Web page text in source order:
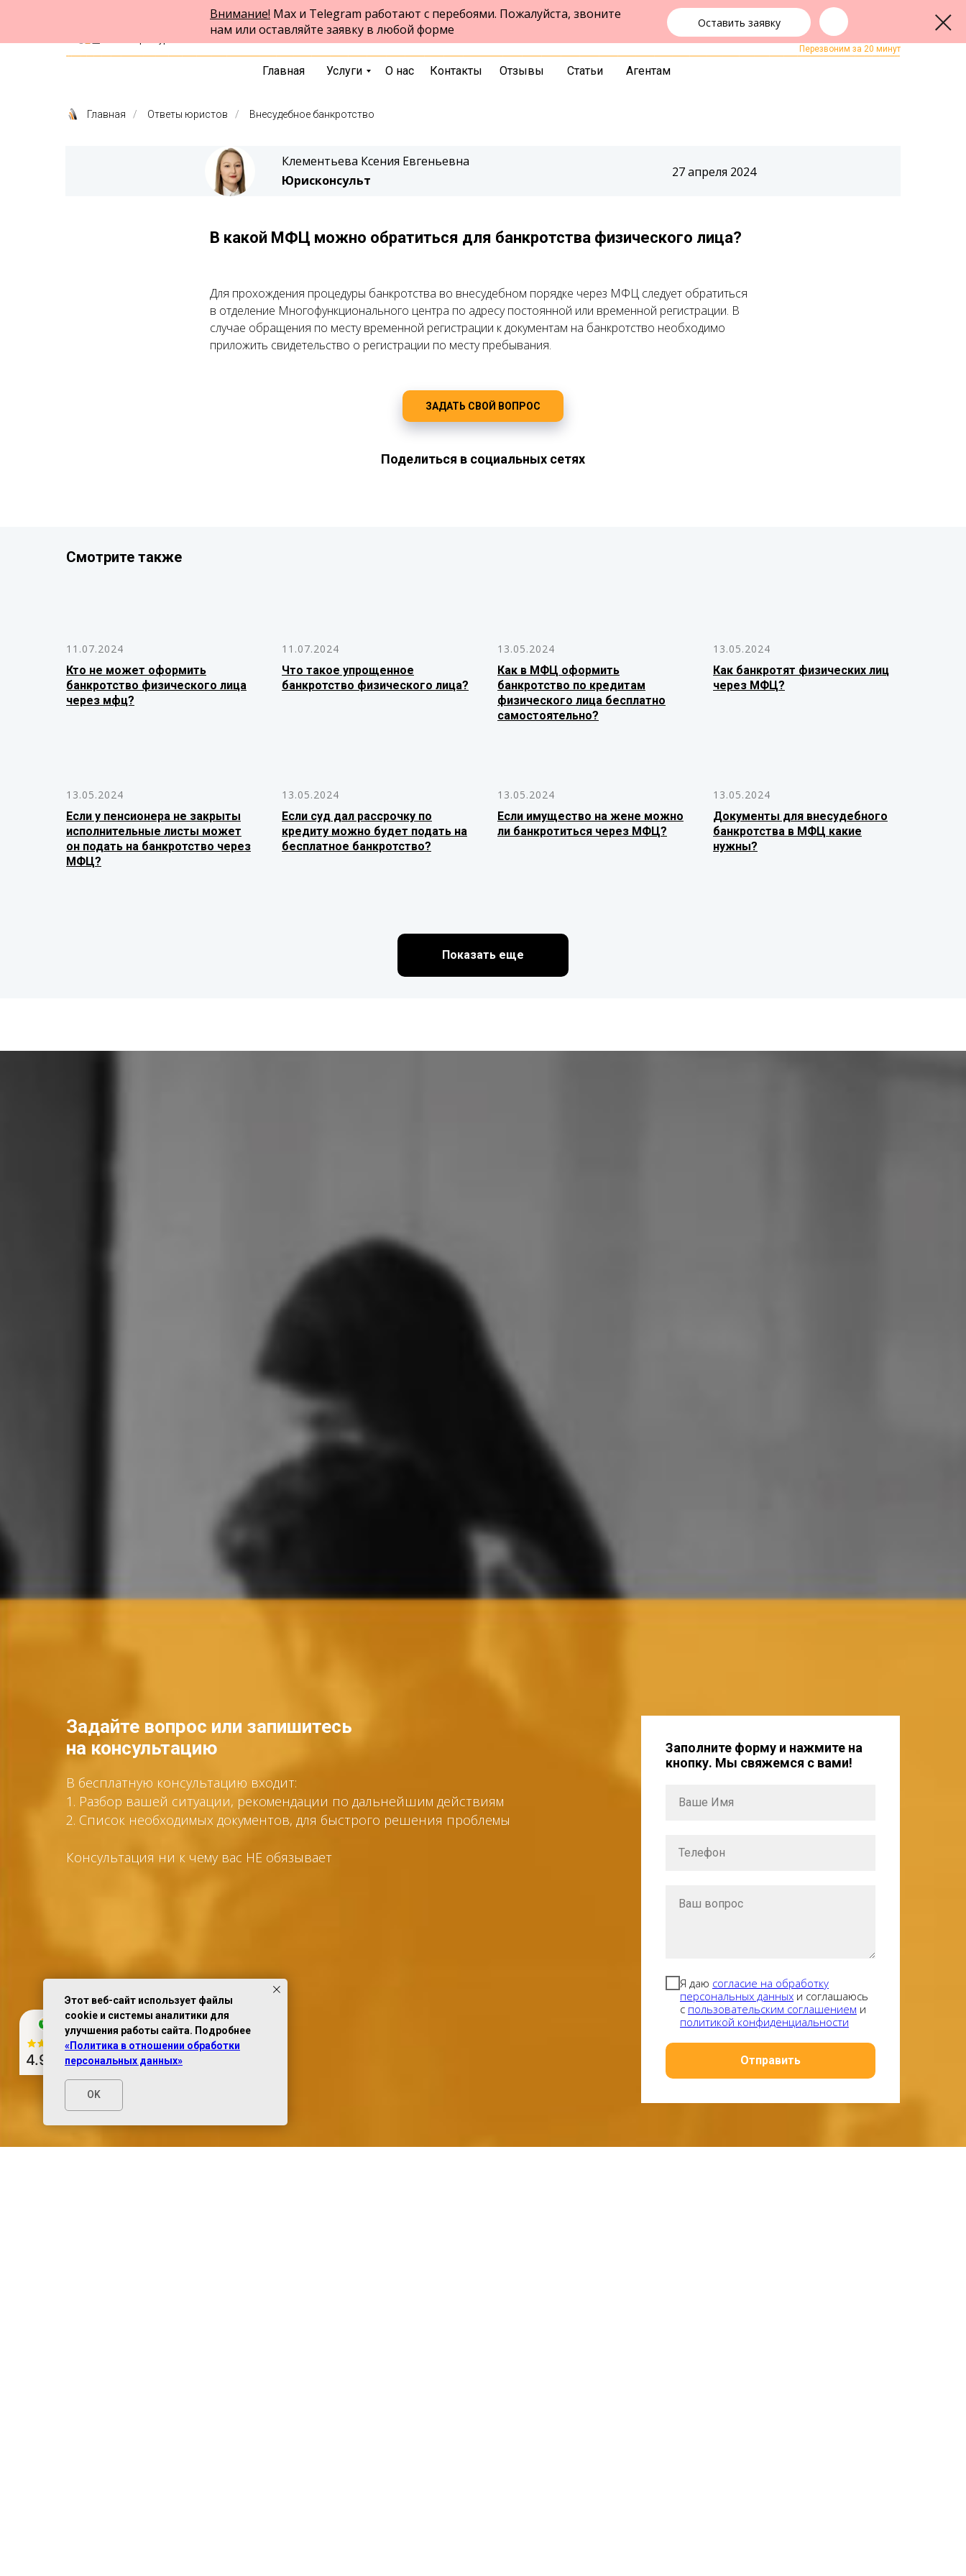
Внимание! Max и Telegram работают с перебоями. Пожалуйста, звоните
нам или оставляйте заявку в любой форме
Оставить заявку ЗАКАЗАТЬ ЗВОНОК
Перезвоним за 20 минут
Главная Услуги О нас Контакты Отзывы Статьи Агентам
ул.Чернышевского, стр. 7, 10 этаж,
офис 1026
ФПК Альтернатива
Екатеринбург
выбрать город
+7 (343) 363-91-89
Главная / Ответы юристов / Внесудебное банкротство
27 апреля 2024
Клементьева Ксения Евгеньевна
Юрисконсульт
В какой МФЦ можно обратиться для банкротства физического лица?
Для прохождения процедуры банкротства во внесудебном порядке через МФЦ следует обратиться
в отделение Многофункционального центра по адресу постоянной или временной регистрации. В
случае обращения по месту временной регистрации к документам на банкротство необходимо
приложить свидетельство о регистрации по месту пребывания.
ЗАДАТЬ СВОЙ ВОПРОС
Поделиться в социальных сетях
Смотрите также
11.07.2024
Кто не может оформить
банкротство физического лица
через мфц?
11.07.2024
Что такое упрощенное
банкротство физического лица?
13.05.2024
Как в МФЦ оформить
банкротство по кредитам
физического лица бесплатно
самостоятельно?
13.05.2024
Как банкротят физических лиц
через МФЦ?
13.05.2024
Если у пенсионера не закрыты
исполнительные листы может
он подать на банкротство через
МФЦ?
13.05.2024
Если суд дал рассрочку по
кредиту можно будет подать на
бесплатное банкротство?
13.05.2024
Если имущество на жене можно
ли банкротиться через МФЦ?
13.05.2024
Документы для внесудебного
банкротства в МФЦ какие
нужны?
Показать еще
Задайте вопрос или запишитесь
на консультацию
В бесплатную консультацию входит:
1. Разбор вашей ситуации, рекомендации по дальнейшим действиям
2. Список необходимых документов, для быстрого решения проблемы
Консультация ни к чему вас НЕ обязывает
Заполните форму и нажмите на
кнопку. Мы свяжемся с вами!
Я даю согласие на обработку
персональных данных и соглашаюсь
с пользовательским соглашением и
политикой конфиденциальности
Отправить
Этот веб-сайт использует файлы
cookie и системы аналитики для
улучшения работы сайта. Подробнее
«Политика в отношении обработки
персональных данных»
OK
4.9 из 5